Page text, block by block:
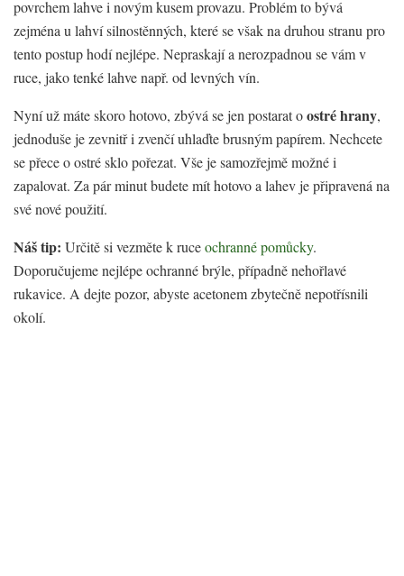
povrchem lahve i novým kusem provazu. Problém to bývá
zejména u lahví silnostěnných, které se však na druhou stranu pro
tento postup hodí nejlépe. Nepraskají a nerozpadnou se vám v
ruce, jako tenké lahve např. od levných vín.
Nyní už máte skoro hotovo, zbývá se jen postarat oostré hrany,
jednoduše je zevnitř i zvenčí uhlaďte brusným papírem. Nechcete
se přece o ostré sklo pořezat. Vše je samozřejmě možné i
zapalovat. Za pár minut budete mít hotovo a lahev je připravená na
své nové použití.
Náš tip: Určitě si vezměte k ruceochranné pomůcky.
Doporučujeme nejlépe ochranné brýle, případně nehořlavé
rukavice. A dejte pozor, abyste acetonem zbytečně nepotřísnili
okolí.